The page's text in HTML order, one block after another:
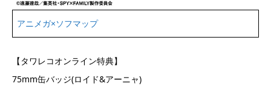
アニメガ×ソフマップ
【タワレコオンライン特典】
75mm缶バッジ(ロイド&アーニャ)